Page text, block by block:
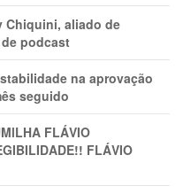
Chiquini, aliado de
podcast
na aprovação
seguido
FLÁVIO
FLÁVIO